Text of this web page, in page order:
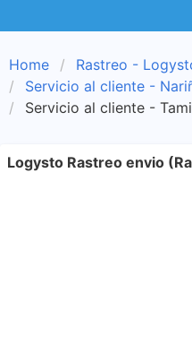
Home Rastreo -
Servicio al cliente -
Servicio al cliente -
Logysto Rastreo envio